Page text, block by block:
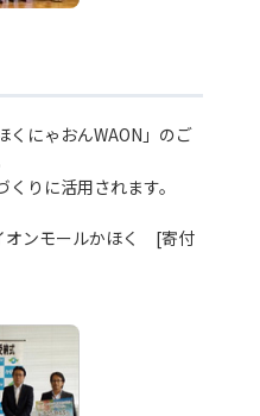
くにゃおんWAON」のご
りに活用されます。
ンモールかほく [寄付